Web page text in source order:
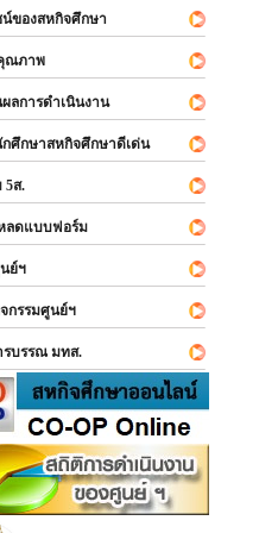
ของสหกิจศึกษา
ณภาพ
การดำเนินงาน
ศึกษาสหกิจศึกษาดีเด่น
ส.
ดแบบฟอร์ม
ย์ฯ
รรมศูนย์ฯ
บรรณ มทส.